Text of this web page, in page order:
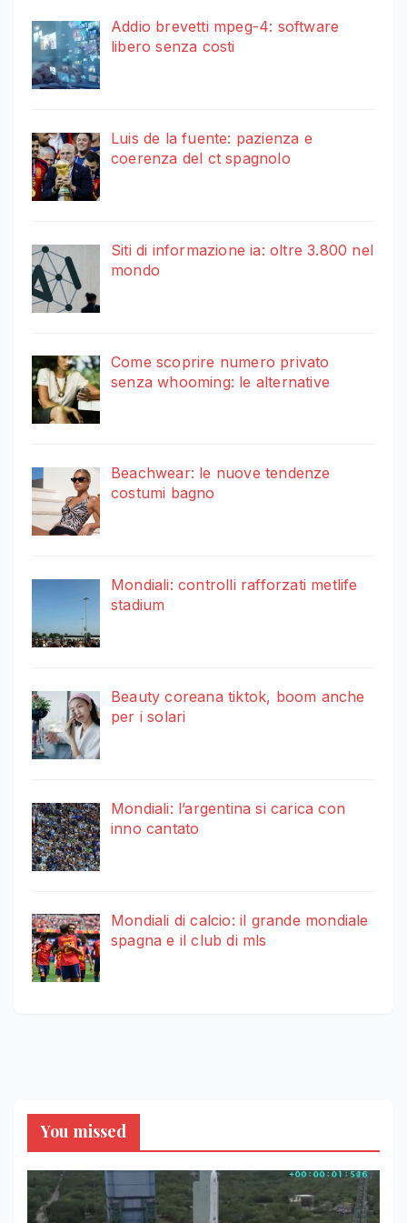
Addio brevetti mpeg-4: software
libero senza costi
Luis de la fuente: pazienza e
coerenza del ct spagnolo
Siti di informazione ia: oltre 3.800 nel
mondo
Come scoprire numero privato
senza whooming: le alternative
Beachwear: le nuove tendenze
costumi bagno
Mondiali: controlli rafforzati metlife
stadium
Beauty coreana tiktok, boom anche
per i solari
Mondiali: l’argentina si carica con
inno cantato
Mondiali di calcio: il grande mondiale
spagna e il club di mls
You missed